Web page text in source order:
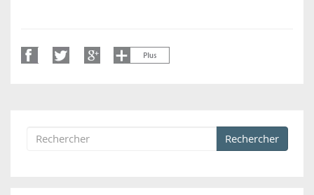
Formulaire de recherche
Rechercher